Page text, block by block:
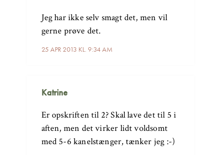
25 APR 2013 KL. 9:34 AM
Jeg har ikke selv smagt det, men vil
gerne prøve det.
Katrine
Er opskriften til 2? Skal lave det til 5 i
aften, men det virker lidt voldsomt
med 5-6 kanelstænger, tænker jeg :-)